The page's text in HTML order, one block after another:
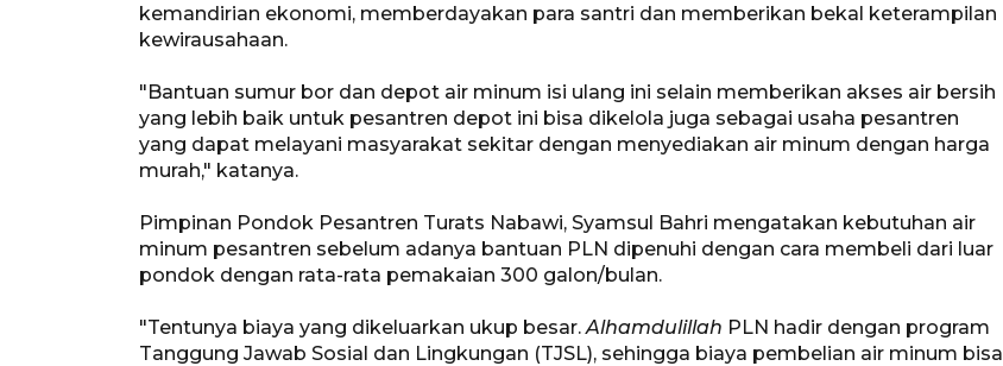
kemandirian ekonomi, memberdayakan para santri dan memberikan bekal keterampilan
kewirausahaan.
"Bantuan sumur bor dan depot air minum isi ulang ini selain memberikan akses air bersih
yang lebih baik untuk pesantren depot ini bisa dikelola juga sebagai usaha pesantren
yang dapat melayani masyarakat sekitar dengan menyediakan air minum dengan harga
murah," katanya.
Pimpinan Pondok Pesantren Turats Nabawi, Syamsul Bahri mengatakan kebutuhan air
minum pesantren sebelum adanya bantuan PLN dipenuhi dengan cara membeli dari luar
pondok dengan rata-rata pemakaian 300 galon/bulan.
"Tentunya biaya yang dikeluarkan ukup besar. Alhamdulillah PLN hadir dengan program
Tanggung Jawab Sosial dan Lingkungan (TJSL), sehingga biaya pembelian air minum bisa